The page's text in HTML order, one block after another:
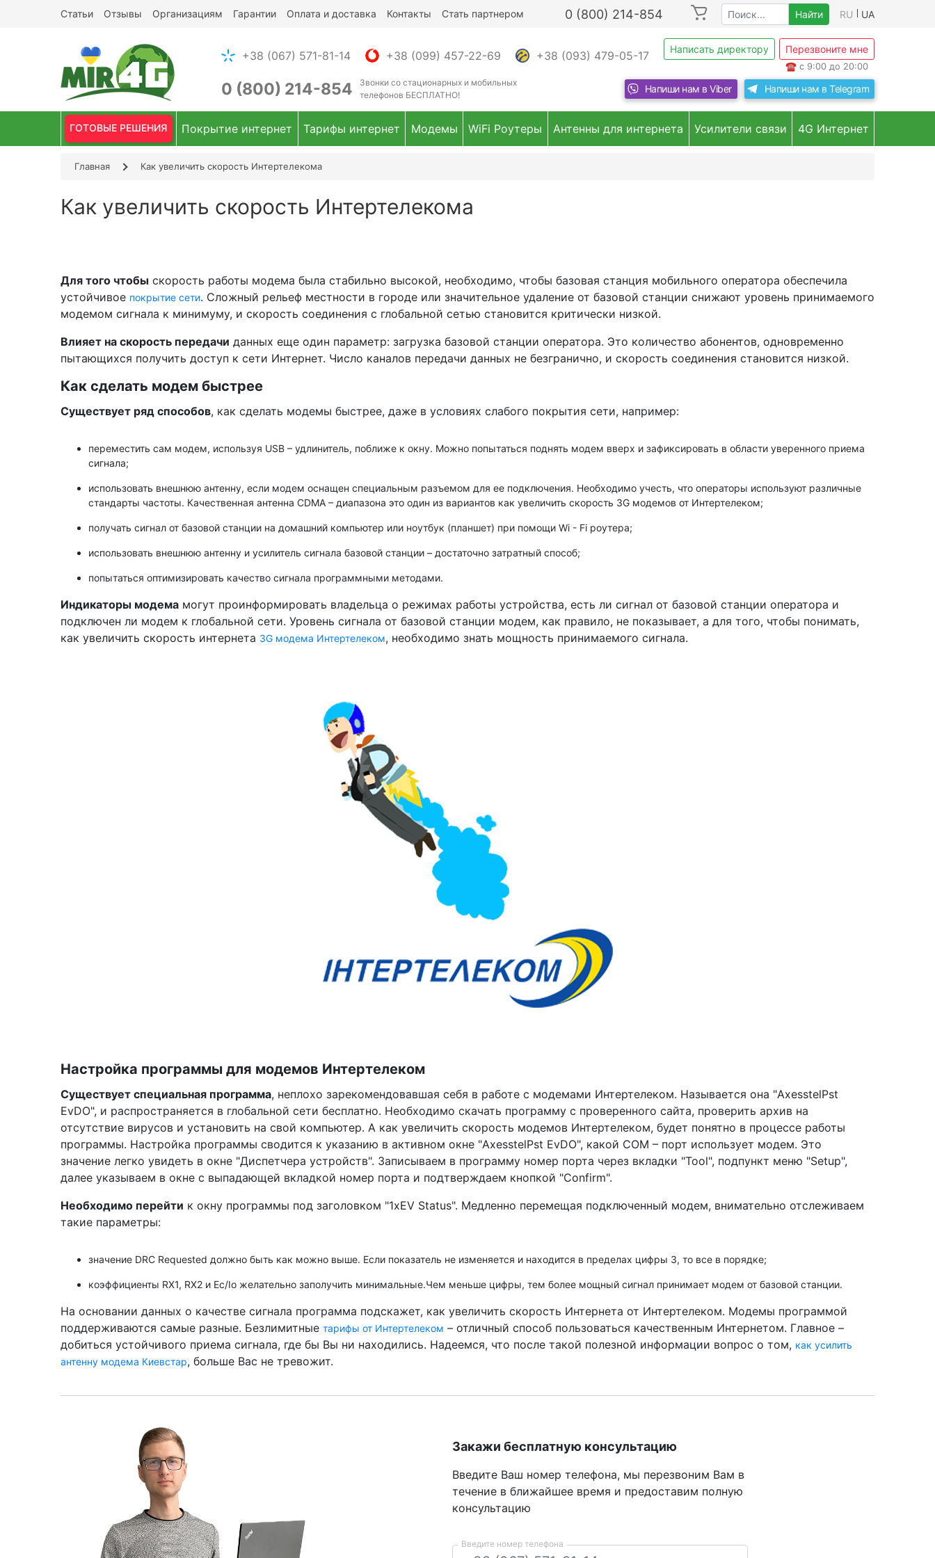
Статьи Отзывы Организациям Гарантии Оплата и доставка Контакты Стать партнером 0 (800) 214-854 Найти RU UA
+38 (067) 571-81-14 +38 (099) 457-22-69 +38 (093) 479-05-17 Написать директору Перезвоните мне
☎ с 9:00 до 20:00
0 (800) 214-854 Звонки со стационарных и мобильных
телефонов БЕСПЛАТНО! Напиши нам в Viber Напиши нам в Telegram
ГОТОВЫЕ РЕШЕНИЯ Покрытие интернет Тарифы интернет Модемы WiFi Роутеры Антенны для интернета Усилители связи 4G Интернет
Главная Как увеличить скорость Интертелекома
Как увеличить скорость Интертелекома
Для того чтобы скорость работы модема была стабильно высокой, необходимо, чтобы базовая станция мобильного оператора обеспечила
устойчивое покрытие сети. Сложный рельеф местности в городе или значительное удаление от базовой станции снижают уровень принимаемого
модемом сигнала к минимуму, и скорость соединения с глобальной сетью становится критически низкой.
Влияет на скорость передачи данных еще один параметр: загрузка базовой станции оператора. Это количество абонентов, одновременно
пытающихся получить доступ к сети Интернет. Число каналов передачи данных не безгранично, и скорость соединения становится низкой.
Как сделать модем быстрее
Существует ряд способов, как сделать модемы быстрее, даже в условиях слабого покрытия сети, например:
переместить сам модем, используя USB – удлинитель, поближе к окну. Можно попытаться поднять модем вверх и зафиксировать в области уверенного приема
сигнала;
использовать внешнюю антенну, если модем оснащен специальным разъемом для ее подключения. Необходимо учесть, что операторы используют различные
стандарты частоты. Качественная антенна CDMA – диапазона это один из вариантов как увеличить скорость 3G модемов от Интертелеком;
получать сигнал от базовой станции на домашний компьютер или ноутбук (планшет) при помощи Wi - Fi роутера;
использовать внешнюю антенну и усилитель сигнала базовой станции – достаточно затратный способ;
попытаться оптимизировать качество сигнала программными методами.
Индикаторы модема могут проинформировать владельца о режимах работы устройства, есть ли сигнал от базовой станции оператора и
подключен ли модем к глобальной сети. Уровень сигнала от базовой станции модем, как правило, не показывает, а для того, чтобы понимать,
как увеличить скорость интернета 3G модема Интертелеком, необходимо знать мощность принимаемого сигнала.
Настройка программы для модемов Интертелеком
Существует специальная программа, неплохо зарекомендовавшая себя в работе с модемами Интертелеком. Называется она "AxesstelPst
EvDO", и распространяется в глобальной сети бесплатно. Необходимо скачать программу с проверенного сайта, проверить архив на
отсутствие вирусов и установить на свой компьютер. А как увеличить скорость модемов Интертелеком, будет понятно в процессе работы
программы. Настройка программы сводится к указанию в активном окне "AxesstelPst EvDO", какой COM – порт использует модем. Это
значение легко увидеть в окне "Диспетчера устройств". Записываем в программу номер порта через вкладки "Tool", подпункт меню "Setup",
далее указываем в окне с выпадающей вкладкой номер порта и подтверждаем кнопкой "Confirm".
Необходимо перейти к окну программы под заголовком "1xEV Status". Медленно перемещая подключенный модем, внимательно отслеживаем
такие параметры:
значение DRC Requested должно быть как можно выше. Если показатель не изменяется и находится в пределах цифры 3, то все в порядке;
коэффициенты RX1, RX2 и Ec/Io желательно заполучить минимальные.Чем меньше цифры, тем более мощный сигнал принимает модем от базовой станции.
На основании данных о качестве сигнала программа подскажет, как увеличить скорость Интернета от Интертелеком. Модемы программой
поддерживаются самые разные. Безлимитные тарифы от Интертелеком – отличный способ пользоваться качественным Интернетом. Главное –
добиться устойчивого приема сигнала, где бы Вы ни находились. Надеемся, что после такой полезной информации вопрос о том, как усилить
антенну модема Киевстар, больше Вас не тревожит.
Закажи бесплатную консультацию
Введите Ваш номер телефона, мы перезвоним Вам в
течение в ближайшее время и предоставим полную
консультацию
Введите номер телефона